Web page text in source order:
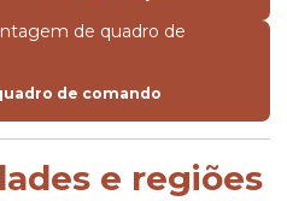
de comando
e regiões